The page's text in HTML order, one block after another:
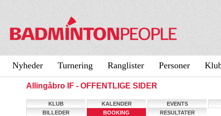
Nyheder Turnering Ranglister Personer
Allingåbro IF - OFFENTLIGE SIDER
KLUB KALENDER
EVENTS
BILLEDER
BOOKING RESULTATER